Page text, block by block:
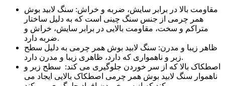
مقاومت بالا در برابر سایش، ضربه و خراش: سنگ لابید بوش
همر چرمی از جنس سنگ چینی است که به دلیل ساختار
متراکم و سخت، مقاومت بالایی در برابر سایش، خراش و
ضربه دارد.
ظاهر زیبا و مدرن: سنگ لابید بوش همر چرمی به دلیل سطح
زبر و ناهمواری که دارد، ظاهری زیبا و مدرن دارد.
اصطکاک بالا که از سر خوردن جلوگیری می کند: سطح زبر و
ناهموار سنگ لابید بوش همر چرمی اصطکاک بالایی ایجاد می